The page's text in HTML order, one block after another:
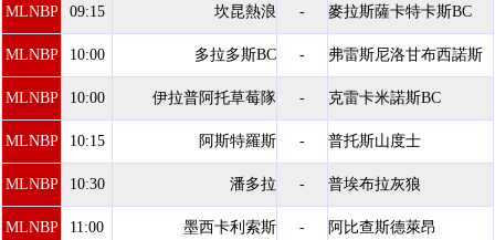
MLNBP 09:15 坎昆熱浪 - 麥拉斯薩卡特卡斯BC
MLNBP 10:00 多拉多斯BC - 弗雷斯尼洛甘布西諾斯
MLNBP 10:00 伊拉普阿托草莓隊 - 克雷卡米諾斯BC
MLNBP 10:15 阿斯特羅斯 - 普托斯山度士
MLNBP 10:30 潘多拉 - 普埃布拉灰狼
MLNBP 11:00 墨西卡利索斯 - 阿比查斯德萊昂